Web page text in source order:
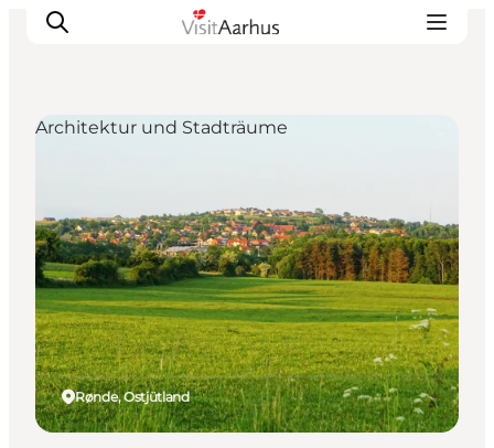
Veranstaltungen
Städte und Regionen
Reiseplanung
Transport
Rønde, Ostjütland
Architektur und Stadträume